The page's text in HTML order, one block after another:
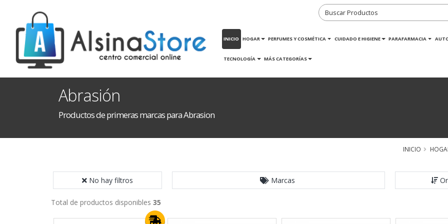
INICIO HOGAR PERFUMES Y COSMÉTICA CUIDADO E HIGIENE PARAFARMACIA
TECNOLOGÍA MÁS CATEGORÍAS
Abrasión
Productos de primeras marcas para Abrasion
INICIO
No hay filtros Marcas
Total de productos disponibles 35